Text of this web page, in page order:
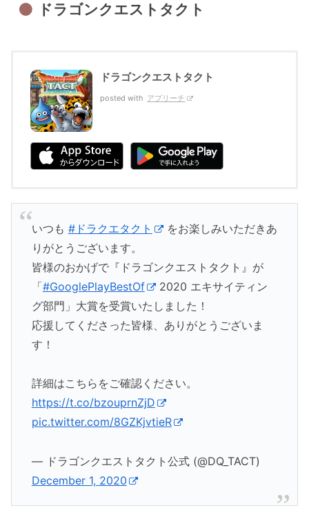
ドラゴンクエストタクト
ドラゴンクエストタクト
posted with アプリーチ
いつも #ドラクエタクト
をお楽しみいただきあ
りがとうございます。
皆様のおかげで『ドラゴンクエストタクト』が
「#GooglePlayBestOf
2020 エキサイティン
グ部門」大賞を受賞いたしました！
応援してくださった皆様、ありがとうございま
す！
詳細はこちらをご確認ください。
https://t.co/bzouprnZjD
pic.twitter.com/8GZKjvtieR
— ドラゴンクエストタクト公式 (@DQ_TACT)
December 1, 2020